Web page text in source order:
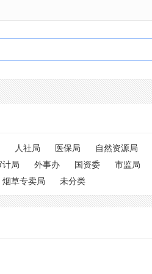
人社局 医保局 自然资源局
计局 外事办 国资委 市监局
烟草专卖局 未分类